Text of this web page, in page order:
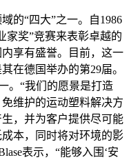
的“四大”之一。自1986
家奖”竞赛来表彰卓越的
享有盛誉。目前，这一
在德国举办的第29届。
。“我们的愿景是打造
维护的运动塑料解决方
，并为客户提供尽可能
本，同时将对环境的影
表示，“能够入围‘安